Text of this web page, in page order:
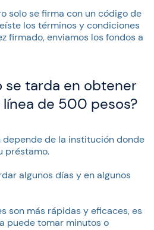
solo se firma con un código de
los términos y condiciones
firmado, enviamos los fondos a
se tarda en obtener
de 500 pesos?
de la institución donde
préstamo.
algunos días y en algunos
son más rápidas y eficaces, es
puede tomar minutos o